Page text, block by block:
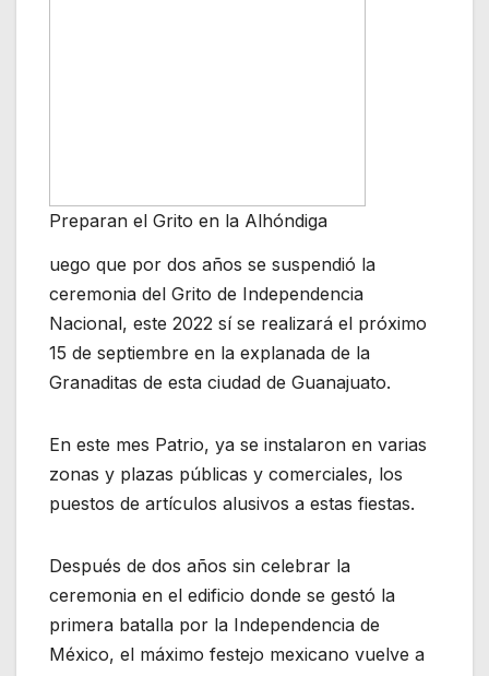
Preparan el Grito en la Alhóndiga
uego que por dos años se suspendió la
ceremonia del Grito de Independencia
Nacional, este 2022 sí se realizará el próximo
15 de septiembre en la explanada de la
Granaditas de esta ciudad de Guanajuato.
En este mes Patrio, ya se instalaron en varias
zonas y plazas públicas y comerciales, los
puestos de artículos alusivos a estas fiestas.
Después de dos años sin celebrar la
ceremonia en el edificio donde se gestó la
primera batalla por la Independencia de
México, el máximo festejo mexicano vuelve a